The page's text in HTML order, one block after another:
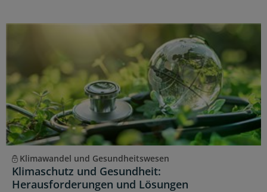
Klimawandel und Gesundheitswesen
Klimaschutz und Gesundheit:
Herausforderungen und Lösungen